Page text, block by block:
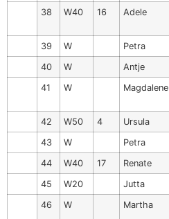
38
W40 16 Adele
39
W Petra
40
W Antje
41
W Magdalene
42
W50 4 Ursula
43
W Petra
44
W40 17 Renate
45
W20 Jutta
46
W Martha